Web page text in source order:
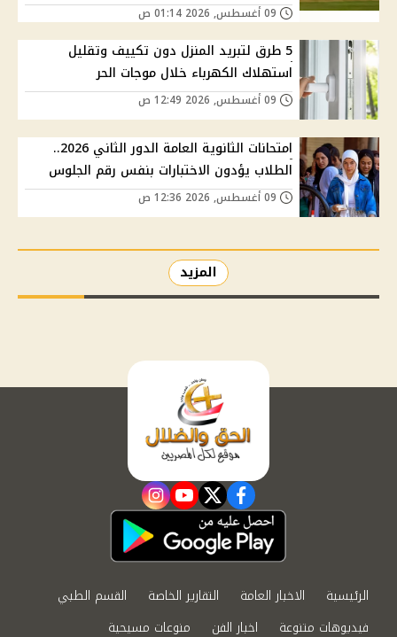
5 طرق لتبريد المنزل دون تكييف وتقليل
استهلاك الكهرباء خلال موجات الحر
امتحانات الثانوية العامة الدور الثاني 2026..
الطلاب يؤدون الاختبارات بنفس رقم الجلوس
المزيد
facebook
twitter
youtube
instagram
الرئيسية الاخبار العامة التقارير الخاصة
القسم الطبي
فيديوهات متنوعة
اخبار الفن منوعات مسيحية